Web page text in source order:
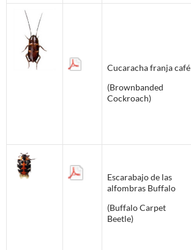
Cucaracha franja café
(Brownbanded
Cockroach)
Escarabajo de las
alfombras Buffalo
(Buffalo Carpet
Beetle)